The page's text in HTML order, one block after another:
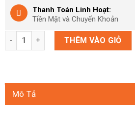
Thanh Toán Linh Hoạt:
Tiền Mặt và Chuyển Khoản
Đĩa PS4 - WWE 2K23 số lượng
THÊM VÀO GIỎ
Mô Tả